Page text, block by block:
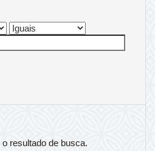
resultado de busca.